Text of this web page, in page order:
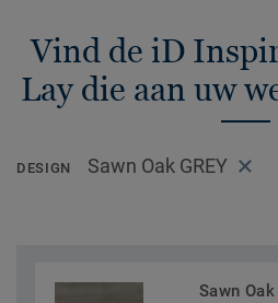
Vind de iD
Lay die aan uw
DESIGN Sawn Oak GREY
Sawn Oak